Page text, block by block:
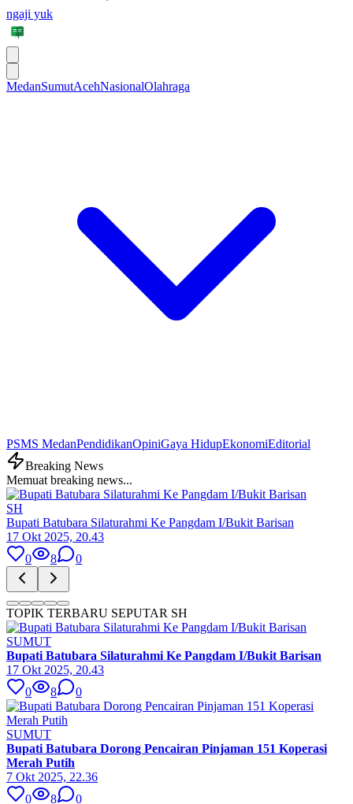
ngaji yuk
MedanSumutAcehNasionalOlahraga
PSMS MedanPendidikanOpiniGaya HidupEkonomiEditorial
Breaking News
Memuat breaking news...
SH
Bupati Batubara Silaturahmi Ke Pangdam I/Bukit Barisan
17 Okt 2025, 20.43
0
8 0
TOPIK TERBARU SEPUTAR SH
SUMUT
Bupati Batubara Silaturahmi Ke Pangdam I/Bukit Barisan
17 Okt 2025, 20.43
0
8 0
SUMUT
Bupati Batubara Dorong Pencairan Pinjaman 151 Koperasi
Merah Putih
7 Okt 2025, 22.36
0
8 0